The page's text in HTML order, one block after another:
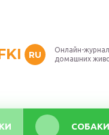
RU
Онлайн-
домашних
СОБАКИ